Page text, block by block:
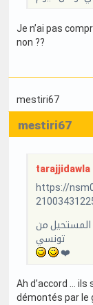
Je n’ai pas
non ??
mestiri67
mestiri67
tarajjidawla
https://
من
تونسي
❤️
Ah d’accord …
démontés par le